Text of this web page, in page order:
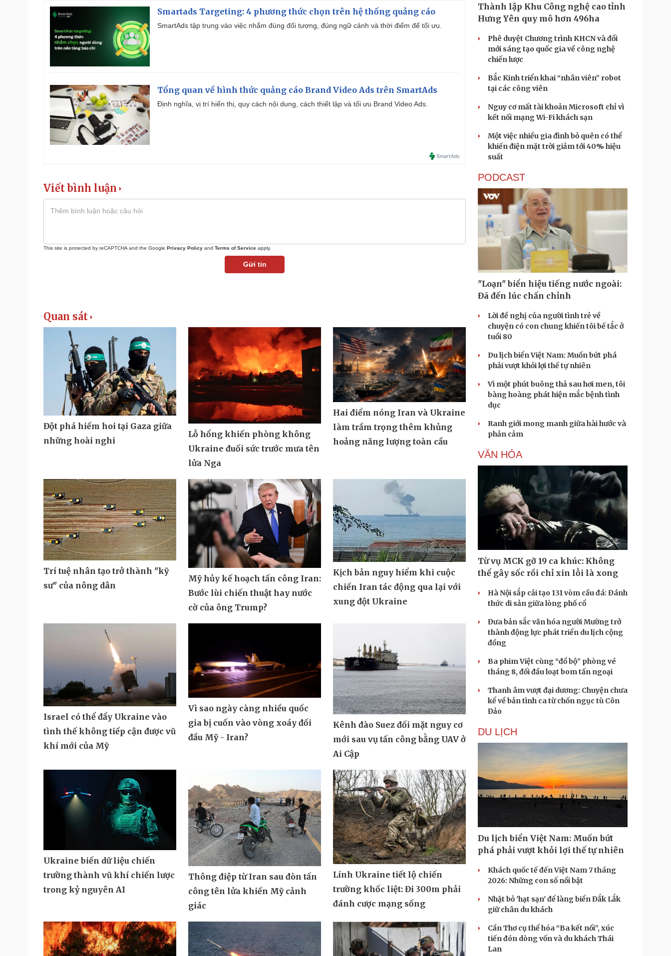
Smartads Targeting: 4 phương thức chọn trên hệ thống quảng cáo
SmartAds tập trung vào việc nhắm đúng đối tượng, đúng ngữ cảnh và thời điểm để tối ưu.
Tổng quan về hình thức quảng cáo Brand Video Ads trên SmartAds
Định nghĩa, vị trí hiển thị, quy cách nội dung, cách thiết lập và tối ưu Brand Video Ads.
Viết bình luận
This site is protected by reCAPTCHA and the Google Privacy Policy and Terms of Service apply.
Gửi tin
Quan sát
Đột phá hiếm hoi tại Gaza giữa
những hoài nghi
Lỗ hổng khiến phòng không
Ukraine đuối sức trước mưa tên
lửa Nga
Hai điểm nóng Iran và Ukraine
làm trầm trọng thêm khủng
hoảng năng lượng toàn cầu
Trí tuệ nhân tạo trở thành "kỹ
sư" của nông dân
Mỹ hủy kế hoạch tấn công Iran:
Bước lùi chiến thuật hay nước
cờ của ông Trump?
Kịch bản nguy hiểm khi cuộc
chiến Iran tác động qua lại với
xung đột Ukraine
Israel có thể đẩy Ukraine vào
tình thế không tiếp cận được vũ
khí mới của Mỹ
Vì sao ngày càng nhiều quốc
gia bị cuốn vào vòng xoáy đối
đầu Mỹ - Iran?
Kênh đào Suez đối mặt nguy cơ
mới sau vụ tấn công bằng UAV ở
Ai Cập
Ukraine biến dữ liệu chiến
trường thành vũ khí chiến lược
trong kỷ nguyên AI
Thông điệp từ Iran sau đòn tấn
công tên lửa khiến Mỹ cảnh
giác
Lính Ukraine tiết lộ chiến
trường khốc liệt: Đi 300m phải
đánh cược mạng sống
Thành lập Khu Công nghệ cao tỉnh
Hưng Yên quy mô hơn 496ha
Phê duyệt Chương trình KHCN và đổi
mới sáng tạo quốc gia về công nghệ
chiến lược
Bắc Kinh triển khai “nhân viên” robot
tại các công viên
Nguy cơ mất tài khoản Microsoft chỉ vì
kết nối mạng Wi-Fi khách sạn
Một việc nhiều gia đình bỏ quên có thể
khiến điện mặt trời giảm tới 40% hiệu
suất
PODCAST
"Loạn" biển hiệu tiếng nước ngoài:
Đã đến lúc chấn chỉnh
Lời đề nghị của người tình trẻ về
chuyện có con chung khiến tôi bế tắc ở
tuổi 80
Du lịch biển Việt Nam: Muốn bứt phá
phải vượt khỏi lợi thế tự nhiên
Vì một phút buông thả sau hơi men, tôi
bàng hoàng phát hiện mắc bệnh tình
dục
Ranh giới mong manh giữa hài hước và
phản cảm
VĂN HÓA
Từ vụ MCK gỡ 19 ca khúc: Không
thể gây sốc rồi chỉ xin lỗi là xong
Hà Nội sắp cải tạo 131 vòm cầu đá: Đánh
thức di sản giữa lòng phố cổ
Đưa bản sắc văn hóa người Mường trở
thành động lực phát triển du lịch cộng
đồng
Ba phim Việt cùng “đổ bộ” phòng vé
tháng 8, đối đầu loạt bom tấn ngoại
Thanh âm vượt đại dương: Chuyện chưa
kể về bản tình ca từ chốn ngục tù Côn
Đảo
DU LỊCH
Du lịch biển Việt Nam: Muốn bứt
phá phải vượt khỏi lợi thế tự nhiên
Khách quốc tế đến Việt Nam 7 tháng
2026: Những con số nổi bật
Nhặt bỏ 'hạt sạn' để làng biển Đắk Lắk
giữ chân du khách
Cần Thơ cụ thể hóa “Ba kết nối”, xúc
tiến đón dòng vốn và du khách Thái
Lan